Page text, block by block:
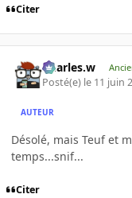
Citer
Charles.w
Posté(e) le 11 juin
AUTEUR
Désolé, mais Teuf et
temps...snif...
Citer